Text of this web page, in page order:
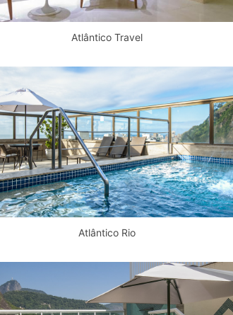
Atlântico Travel
Atlântico Rio